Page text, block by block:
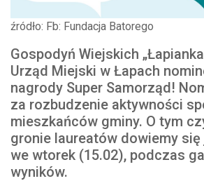
źródło: Fb: Fundacja Batorego
Gospodyń Wiejskich
Urząd Miejski w Łapach
nagrody Super Samorząd!
za rozbudzenie aktywności
mieszkańców gminy. O tym
gronie laureatów dowiemy się
we wtorek (15.02), podczas
wyników.